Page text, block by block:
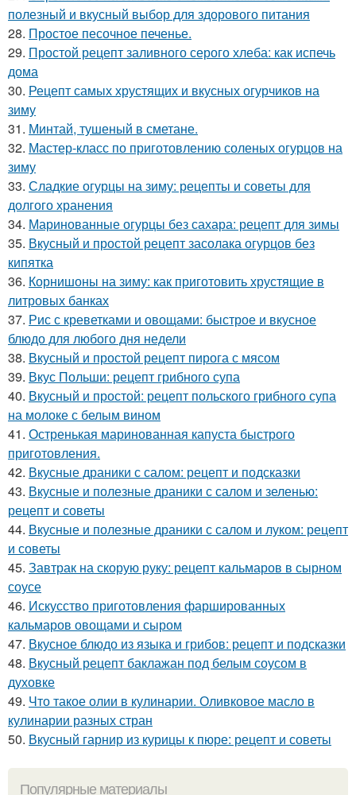
полезный и вкусный выбор для здорового питания
28. Простое песочное печенье.
29. Простой рецепт заливного серого хлеба: как испечь
дома
30. Рецепт самых хрустящих и вкусных огурчиков на
зиму
31. Минтай, тушеный в сметане.
32. Мастер-класс по приготовлению соленых огурцов на
зиму
33. Сладкие огурцы на зиму: рецепты и советы для
долгого хранения
34. Маринованные огурцы без сахара: рецепт для зимы
35. Вкусный и простой рецепт засолака огурцов без
кипятка
36. Корнишоны на зиму: как приготовить хрустящие в
литровых банках
37. Рис с креветками и овощами: быстрое и вкусное
блюдо для любого дня недели
38. Вкусный и простой рецепт пирога с мясом
39. Вкус Польши: рецепт грибного супа
40. Вкусный и простой: рецепт польского грибного супа
на молоке с белым вином
41. Остренькая маринованная капуста быстрого
приготовления.
42. Вкусные драники с салом: рецепт и подсказки
43. Вкусные и полезные драники с салом и зеленью:
рецепт и советы
44. Вкусные и полезные драники с салом и луком: рецепт
и советы
45. Завтрак на скорую руку: рецепт кальмаров в сырном
соусе
46. Искусство приготовления фаршированных
кальмаров овощами и сыром
47. Вкусное блюдо из языка и грибов: рецепт и подсказки
48. Вкусный рецепт баклажан под белым соусом в
духовке
49. Что такое олии в кулинарии. Оливковое масло в
кулинарии разных стран
50. Вкусный гарнир из курицы к пюре: рецепт и советы
Популярные материалы